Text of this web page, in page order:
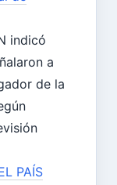
indicó
a
de la
PAÍS